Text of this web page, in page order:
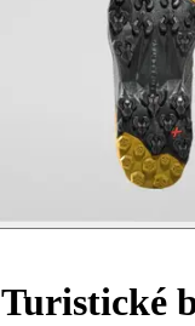
Turistické